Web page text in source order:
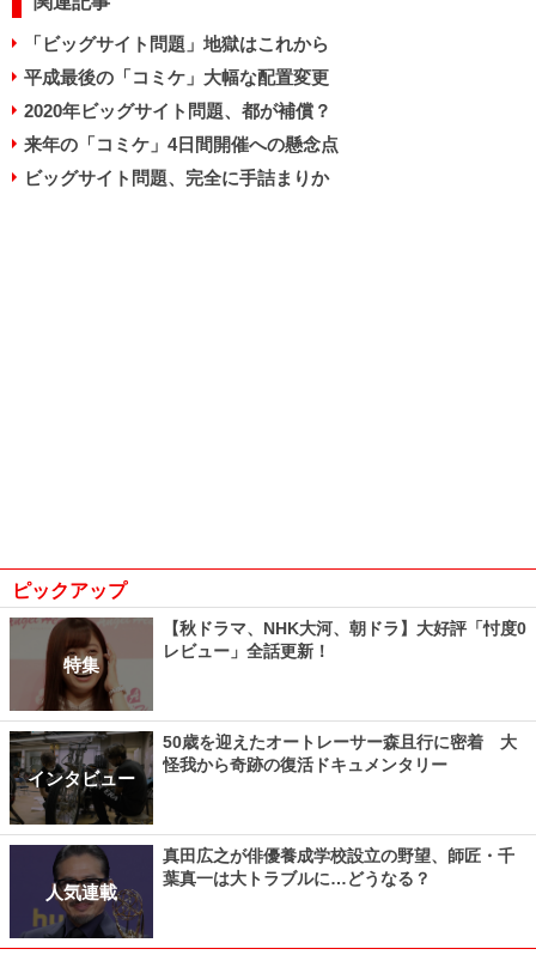
「ビッグサイト問題」地獄はこれから
平成最後の「コミケ」大幅な配置変更
2020年ビッグサイト問題、都が補償？
来年の「コミケ」4日間開催への懸念点
ビッグサイト問題、完全に手詰まりか
ピックアップ
特集
【秋ドラマ、NHK大河、朝ドラ】大好評「忖度0
レビュー」全話更新！
インタビュー
50歳を迎えたオートレーサー森且行に密着 大
怪我から奇跡の復活ドキュメンタリー
人気連載
真田広之が俳優養成学校設立の野望、師匠・千
葉真一は大トラブルに…どうなる？